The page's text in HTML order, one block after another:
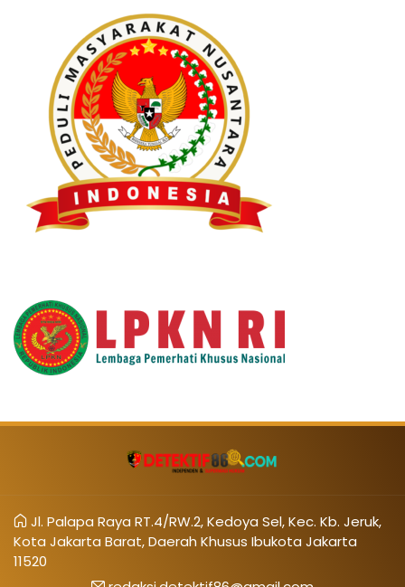
Jl. Palapa Raya RT.4/RW.2, Kedoya Sel, Kec. Kb. Jeruk,
Kota Jakarta Barat, Daerah Khusus Ibukota Jakarta
11520